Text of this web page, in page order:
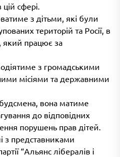
сфері.
з дітьми, які були
територій та Росії, в
який працює за
з громадськими
місіями та державними
вона матиме
до відповідних
порушень прав дітей.
з представниками
“Альянс лібералів і